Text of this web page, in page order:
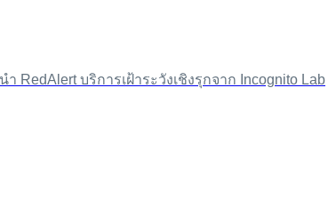
บริการเฝ้าระวังเชิงรุกจาก Incognito Lab